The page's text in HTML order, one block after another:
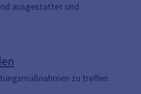
ausgestattet und
zu treffen.